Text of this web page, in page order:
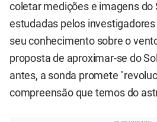
coletar medições e imagens do
estudadas pelos
seu conhecimento sobre o
proposta de aproximar-se do
antes, a sonda promete
compreensão que temos do